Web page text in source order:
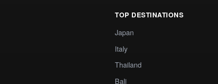
TOP DESTINATIONS
Japan
Italy
Thailand
Bali